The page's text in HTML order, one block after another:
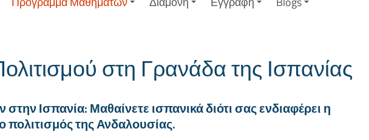
στη Γρανάδα της Ισπανίας
Ισπανία: Μαθαίνετε ισπανικά διότι σας ενδιαφέρει η
της Ανδαλουσίας.